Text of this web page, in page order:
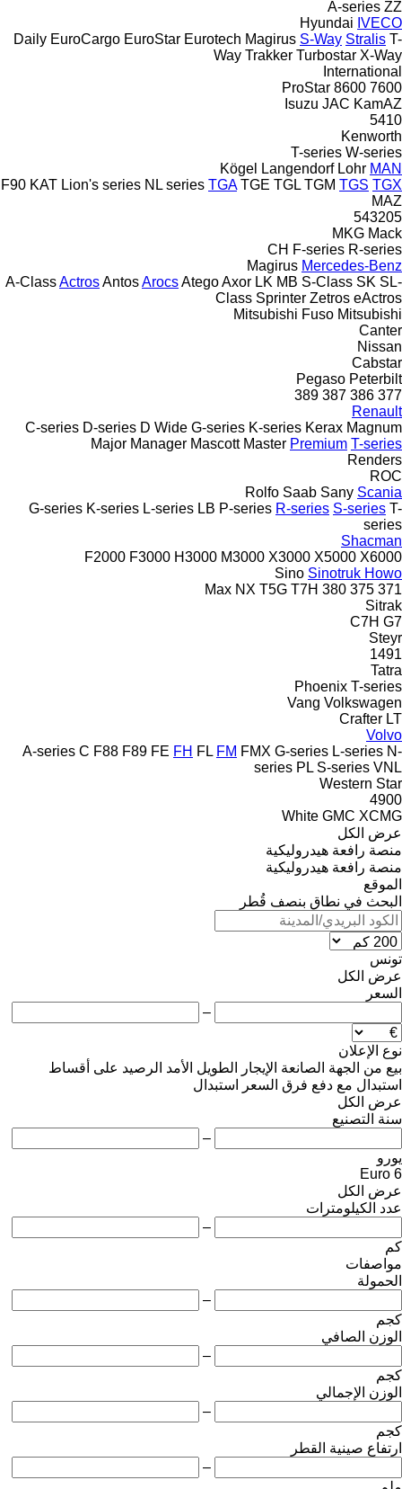
A-series ZZ
Hyundai IVECO
Daily EuroCargo EuroStar Eurotech Magirus S-Way Stralis T-
Way Trakker Turbostar X-Way
International
7600
8600
ProStar
Isuzu JAC KamAZ
5410
Kenworth
T-series W-series
Kögel
Langendorf Lohr MAN
F90 KAT Lion's series NL series TGA TGE TGL TGM TGS TGX
MAZ
543205
MKG Mack
CH F-series R-series
Magirus Mercedes-Benz
A-ClassActrosAntosArocsAtegoAxor LK MB S-Class SK SL-
Class Sprinter Zetros eActros
Mitsubishi Fuso Mitsubishi
Canter
Nissan
Cabstar
Pegaso Peterbilt
377
386
387
389
Renault
C-series D-series D Wide G-series K-series Kerax Magnum
Major Manager Mascott Master Premium T-series
Renders
ROC
Rolfo Saab Sany Scania
G-series K-series L-series LB P-series R-series S-series T-
series
Shacman
F2000 F3000 H3000 M3000 X3000 X5000 X6000
Sino Sinotruk Howo
371
375
380
Max NX T5G T7H
Sitrak
C7H G7
Steyr
1491
Tatra
Phoenix T-series
Vang Volkswagen
Crafter LT
Volvo
A-series C F88 F89 FE FH FL FM FMX G-series L-series N-
series PL S-series VNL
Western Star
4900
White GMC XCMG
عرض الكل
منصة رافعة هيدروليكية
منصة رافعة هيدروليكية
الموقع
البحث في نطاق بنصف قُطر
تونس
عرض الكل
السعر
–
نوع الإعلان
بيع من الجهة الصانعة الإيجار الطويل الأمد الرصيد على أقساط
استبدال مع دفع فرق السعر
استبدال
عرض الكل
سنة التصنيع
–
يورو
Euro 6
عرض الكل
عدد الكيلومترات
–
كم
مواصفات
الحمولة
–
كجم
الوزن الصافي
–
كجم
الوزن الإجمالي
–
كجم
ارتفاع صينية القطر
–